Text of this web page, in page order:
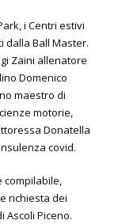
i Centri estivi
dalla Ball Master.
Zaini allenatore
Domenico
maestro di
motorie,
Donatella
covid.
compilabile,
richiesta dei
Ascoli Piceno.